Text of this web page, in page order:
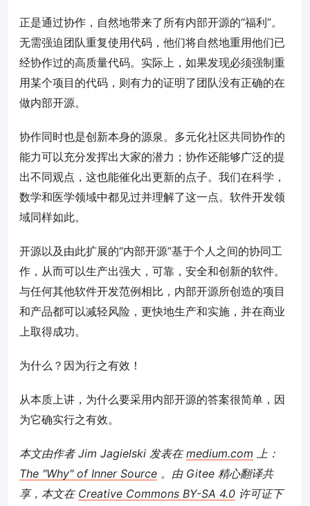
正是通过协作，自然地带来了所有内部开源的“福利”。
无需强迫团队重复使用代码，他们将自然地重用他们已
经协作过的高质量代码。实际上，如果发现必须强制重
用某个项目的代码，则有力的证明了团队没有正确的在
做内部开源。
协作同时也是创新本身的源泉。多元化社区共同协作的
能力可以充分发挥出大家的潜力；协作还能够广泛的提
出不同观点，这也能催化出更新的点子。我们在科学，
数学和医学领域中都见过并理解了这一点。软件开发领
域同样如此。
开源以及由此扩展的“内部开源”基于个人之间的协同工
作，从而可以生产出强大，可靠，安全和创新的软件。
与任何其他软件开发范例相比，内部开源所创造的项目
和产品都可以减轻风险，更快地生产和实施，并在商业
上取得成功。
为什么？因为行之有效！
从本质上讲，为什么要采用内部开源的答案很简单，因
为它确实行之有效。
本文由作者 Jim Jagielski 发表在medium.com 上：
The "Why" of Inner Source 。由 Gitee 精心翻译共
享，本文在 Creative Commons BY-SA 4.0 许可证下